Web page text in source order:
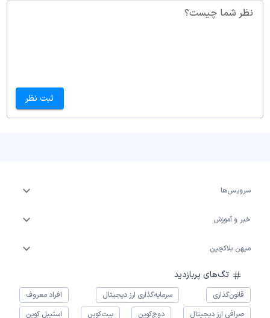
نظر شما چیست؟
ثبت نظر
سرویس‌ها
خبر و آموزش
میهن بلاکچین
تگ‌های پربازدید
قانون‌گذاری سرمایه‌گذاری ارز دیجیتال
افراد معروف
صرافی ارز دیجیتال
دوج‌کوین بیت‌کوین استیبل کوین